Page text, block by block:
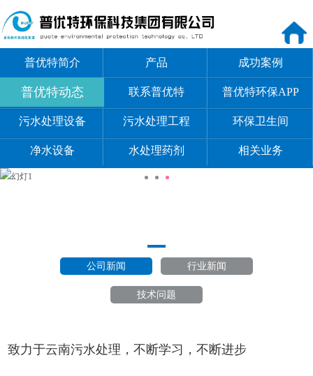
普优特简介 产品 成功案例
普优特动态 联系普优特 普优特环保APP
污水处理设备 污水处理工程 环保卫生间
净水设备 水处理药剂 相关业务
公司新闻 行业新闻
技术问题
致力于云南污水处理，不断学习，不断进步